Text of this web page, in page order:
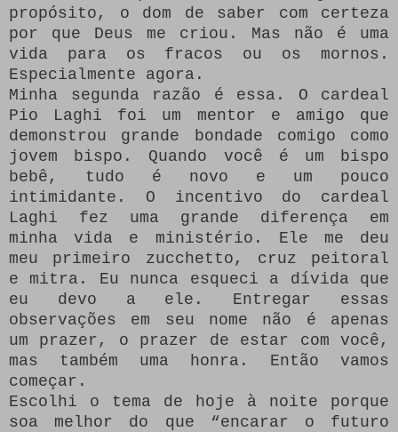
propósito, o dom de saber com certeza
por que Deus me criou.
Mas não é uma
vida para os fracos ou os mornos.
Especialmente agora.
Minha segunda razão é essa.
O cardeal
Pio Laghi foi um mentor e amigo que
demonstrou grande bondade comigo como
jovem bispo.
Quando você é um bispo
bebê, tudo é novo e um pouco
intimidante.
O incentivo do cardeal
Laghi fez uma grande diferença em
minha vida e ministério.
Ele me deu
meu primeiro zucchetto, cruz peitoral
e mitra.
Eu nunca esqueci a dívida que
eu devo a ele.
Entregar essas
observações em seu nome não é apenas
um prazer, o prazer de estar com você,
mas também uma honra.
Então vamos
começar.
Escolhi o tema de hoje à noite porque
soa melhor do que “encarar o futuro